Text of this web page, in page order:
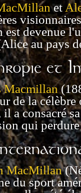
et
devenue
au pays
et
Macmillan
de la
il a consacré
qui
MacMillan
du sport